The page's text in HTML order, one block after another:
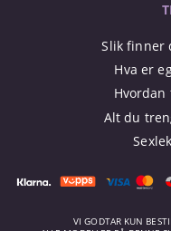
Slik finner
Hva er
Alt du
VI GODTAR KUN